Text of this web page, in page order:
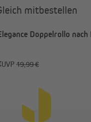
mitbestellen
Doppelrollo nach
UVP 19,99 €